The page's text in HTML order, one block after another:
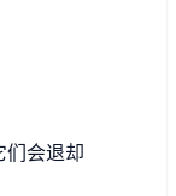
们会退却